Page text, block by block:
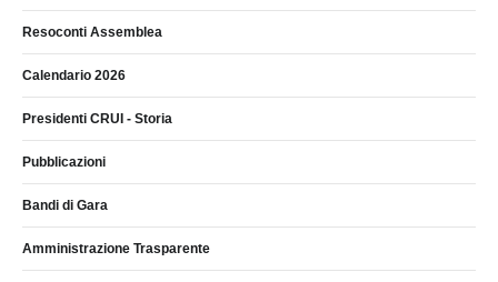
Resoconti Assemblea
Calendario 2026
Presidenti CRUI - Storia
Pubblicazioni
Bandi di Gara
Amministrazione Trasparente